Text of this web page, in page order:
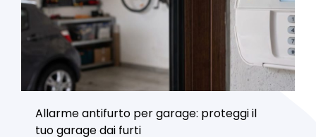
Allarme antifurto per garage: proteggi il
tuo garage dai furti